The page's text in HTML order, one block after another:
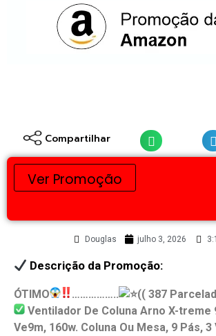
Compartilhar
Ver Promoção
Douglas julho 3, 2026
Descrição da Promoção:
ÓTIMO ……………..
(( 387
Ventilador De Coluna Arno X-treme
Ve9m, 160w. Coluna Ou Mesa, 9 Pás,